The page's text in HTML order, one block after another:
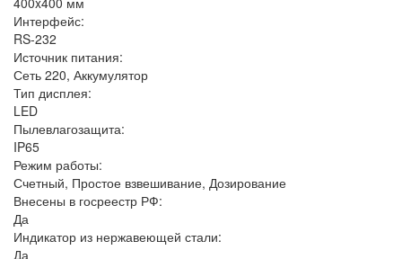
Интерфейс:
RS-232
Источник питания:
Сеть 220, Аккумулятор
Тип дисплея:
LED
Пылевлагозащита:
IP65
Режим работы:
Счетный, Простое взвешивание, Дозирование
Внесены в госреестр РФ:
Да
Индикатор из нержавеющей стали:
Да